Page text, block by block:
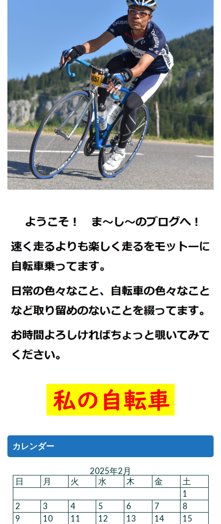
カレンダー
2025年2月
日
月 火 水 木 金
土
1
2
3 4 5 6 7
8
9
10 11 12 13 14 15